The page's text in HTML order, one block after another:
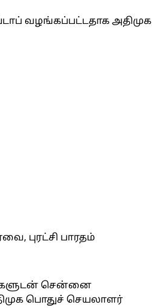
வழங்கப்பட்டதாக அதிமுக
புரட்சி பாரதம்
சென்னை
பொதுச் செயலாளர்